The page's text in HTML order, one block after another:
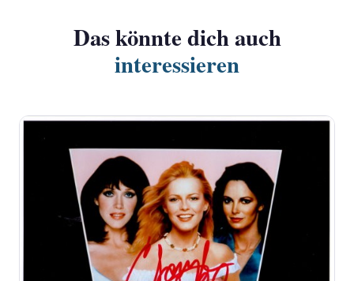
Das könnte dich auch
interessieren